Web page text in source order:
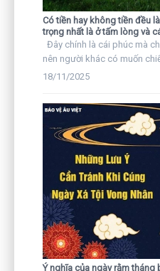
Có tiền hay không tiền đều
trọng nhất là ở tấm lòng và
Đây chính là cái phúc mà
nên người khác có muốn
18/11/2025
Ý nghĩa của ngày rằm tháng